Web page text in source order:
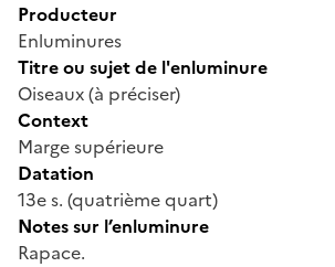
Producteur
Enluminures
Titre ou sujet de l'enluminure
Oiseaux (à préciser)
Context
Marge supérieure
Datation
13e s. (quatrième quart)
Notes sur l’enluminure
Rapace.